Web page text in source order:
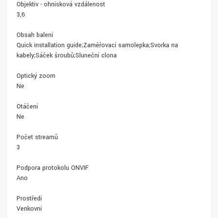
Objektiv - ohnisková vzdálenost
3,6
Obsah balení
Quick installation guide;Zaměřovací samolepka;Svorka na
kabely;Sáček šroubů;Sluneční clona
Optický zoom
Ne
Otáčení
Ne
Počet streamů
3
Podpora protokolu ONVIF
Ano
Prostředí
Venkovní